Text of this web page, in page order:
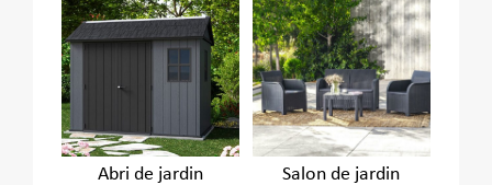
Abri de jardin
Salon de jardin